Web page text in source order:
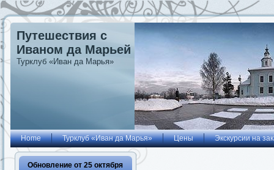
Путешествия с
Иваном да Марьей
Турклуб «Иван да Марья»
Home Турклуб «Иван да Марья» Цены Экскурсии на
Обновление от 25 октября